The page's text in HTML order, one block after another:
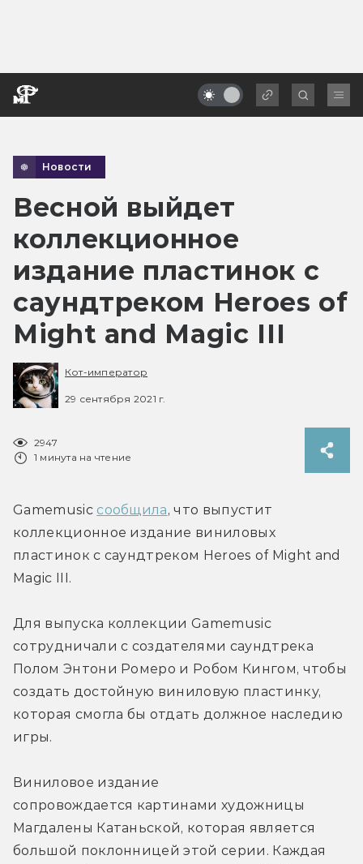
Новости
Весной выйдет
коллекционное
издание пластинок с
саундтреком Heroes of
Might and Magic III
Кот-император
29 сентября 2021 г.
2947
1 минута на чтение
Gamemusic сообщила, что выпустит
коллекционное издание виниловых
пластинок с саундтреком Heroes of Might and
Magic III.
Для выпуска коллекции Gamemusic
сотрудничали с создателями саундтрека
Полом Энтони Ромеро и Робом Кингом, чтобы
создать достойную виниловую пластинку,
которая смогла бы отдать должное наследию
игры.
Виниловое издание
сопровождается картинами художницы
Магдалены Катаньской, которая является
большой поклонницей этой серии. Каждая